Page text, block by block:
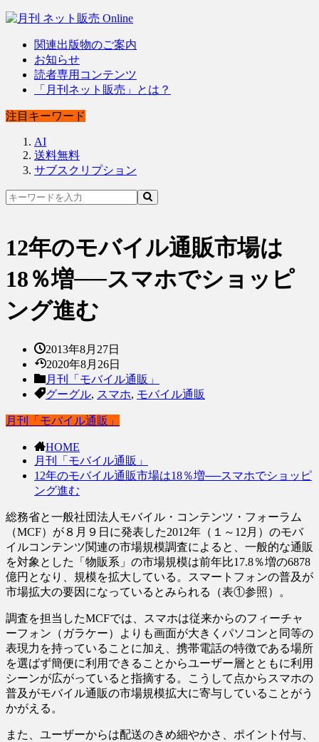
関連出版物のご案内
お知らせ
読者専用コンテンツ
「月刊ネット販売」とは？
注目キーワード
AI
送料無料
サブスクリプション
12年のモバイル通販市場は
18％増──スマホでショッピ
ング進む
2013年8月27日
2020年8月26日
月刊「モバイル通販」
グーグル, スマホ, モバイル通販
月刊「モバイル通販」
HOME
月刊「モバイル通販」
12年のモバイル通販市場は18％増──スマホでショッピ
ング進む
総務省と一般社団法人モバイル・コンテンツ・フォーラム
（MCF）が８月９日に発表した2012年（１～12月）のモバ
イルコンテンツ関連の市場規模調査によると、一般的な通販
を対象とした「物販系」の市場規模は前年比17.8％増の6878
億円となり、規模を拡大している。スマートフォンの普及が
市場拡大の要因になっているとみられる（表①参照）。
調査を担当したMCFでは、スマホは従来からのフィーチャ
ーフォン（ガラケー）よりも画面が大きくパソコンと同等の
表現力を持っていることに加え、携帯電話の特徴である場所
を選ばず簡便に利用できることからユーザー層とともに利用
シーンが広がっていると指摘する。こうして点からスマホの
普及がモバイル通販の市場規模拡大に寄与していることがう
かがえる。
また、ユーザーからは配送のきめ細やかさ、ポイント付与、